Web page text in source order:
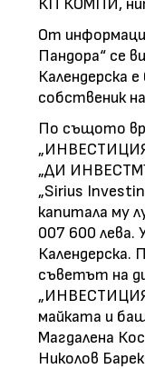
От
Пандора“ се
Календерска
собственик
По същото
„ДИ
„Sirius
капитала му
007 600 лева.
Календерска.
съветът на
„ИНВЕСТИЦИЯ
майката и
Магдалена
Николов